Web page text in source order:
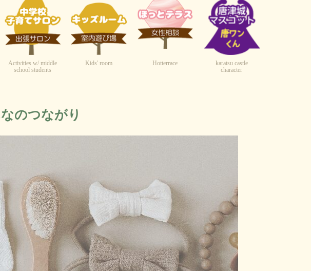
Activities w/ middle
school students
Kids' room Hotterrace
karatsu castle
character
のつながり